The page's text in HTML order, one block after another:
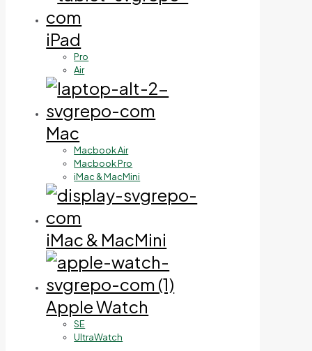
iPad
Pro
Air
Mac
Macbook Air
Macbook Pro
iMac & MacMini
iMac & MacMini
Apple Watch
SE
UltraWatch